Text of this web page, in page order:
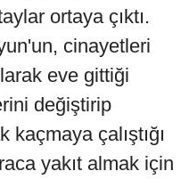
ortaya çıktı.
cinayetleri
eve gittiği
değiştirip
kaçmaya çalıştığı
yakıt almak için